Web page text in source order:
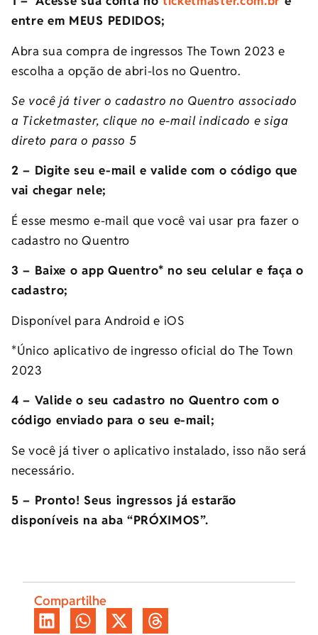
entre em MEUS PEDIDOS;
Abra sua compra de ingressos The Town 2023 e
escolha a opção de abri-los no Quentro.
Se você já tiver o cadastro no Quentro associado
a Ticketmaster, clique no e-mail indicado e siga
direto para o passo 5
2 – Digite seu e-mail e valide com o código que
vai chegar nele;
É esse mesmo e-mail que você vai usar pra fazer o
cadastro no Quentro
3 – Baixe o app Quentro* no seu celular e faça o
cadastro;
Disponível para Android e iOS
*Único aplicativo de ingresso oficial do The Town
2023
4 – Valide o seu cadastro no Quentro com o
código enviado para o seu e-mail;
Se você já tiver o aplicativo instalado, isso não será
necessário.
5 – Pronto! Seus ingressos já estarão
disponíveis na aba “PRÓXIMOS”.
Compartilhe